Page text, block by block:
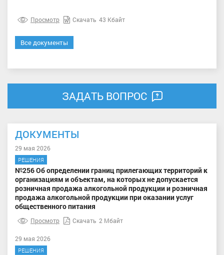
Просмотр Скачать 43 Кбайт
Все документы
ЗАДАТЬ ВОПРОС
ДОКУМЕНТЫ
29 мая 2026
РЕШЕНИЯ
№256 Об определении границ прилегающих территорий к
организациям и объектам, на которых не допускается
розничная продажа алкогольной продукции и розничная
продажа алкогольной продукции при оказании услуг
общественного питания
Просмотр Скачать 2 Мбайт
29 мая 2026
РЕШЕНИЯ